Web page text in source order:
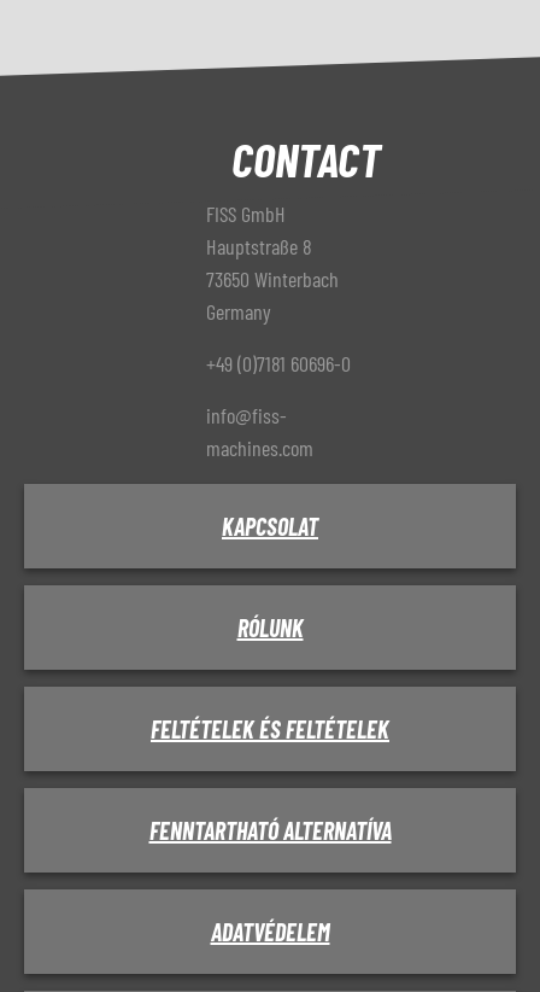
CONTACT
FISS GmbH
Hauptstraße 8
73650 Winterbach
Germany
+49 (0)7181 60696-0
info@fiss-
machines.com
KAPCSOLAT
RÓLUNK
FELTÉTELEK ÉS FELTÉTELEK
FENNTARTHATÓ ALTERNATÍVA
ADATVÉDELEM